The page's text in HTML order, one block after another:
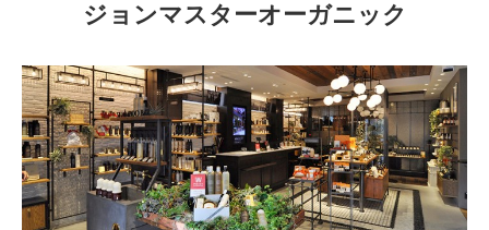
ジョンマスターオーガニック